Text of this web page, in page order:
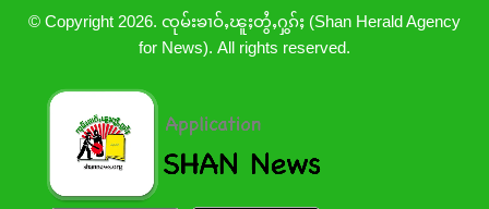
© Copyright 2026. ၸုမ်းၶၢဝ်ႇၽူႈတွႆႇႁွၵ်ႈ (Shan Herald Agency
for News). All rights reserved.